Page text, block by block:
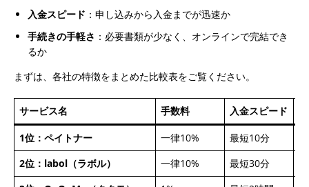
入金スピード ：申し込みから入金までが迅速か
手続きの手軽さ ：必要書類が少なく、オンラインで完結でき
るか
まずは、各社の特徴をまとめた比較表をご覧ください。
サービス名 手数料 入金スピード
1位：ペイトナー 一律10% 最短10分
2位：labol（ラボル）
一律10% 最短30分